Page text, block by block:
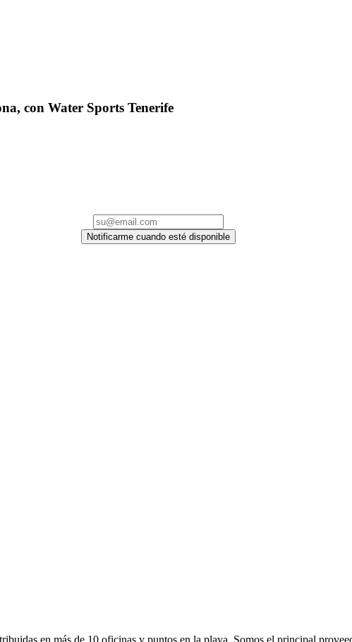
con Water Sports Tenerife
Notificarme cuando esté disponible